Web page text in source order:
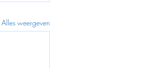
Alles weergeven